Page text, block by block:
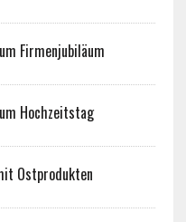
Firmenjubiläum
Hochzeitstag
Ostprodukten